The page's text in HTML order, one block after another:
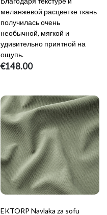
меланжевой расцветке ткань
получилась очень
необычной, мягкой и
удивительно приятной на
ощупь.
€148.00
EKTORP Navlaka za sofu